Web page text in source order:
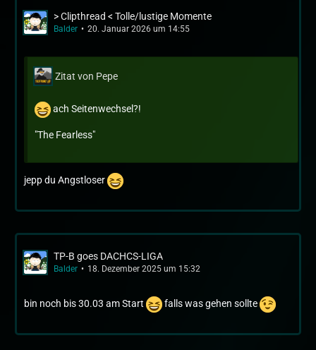
> Clipthread < Tolle/lustige Momente
Balder 20. Januar 2026 um 14:55
Zitat von Pepe
ach Seitenwechsel?!
"The Fearless"
jepp du Angstloser
TP-B goes DACHCS-LIGA
Balder 18. Dezember 2025 um 15:32
bin noch bis 30.03 am Start falls was gehen sollte